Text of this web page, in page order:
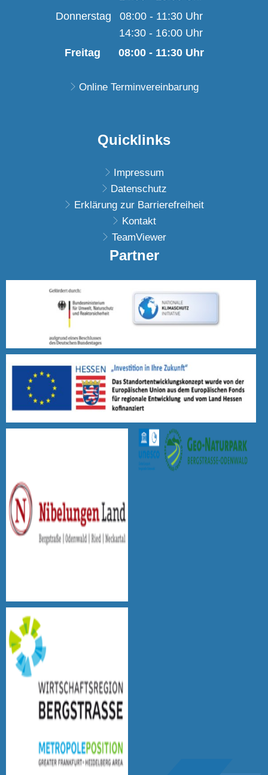
Von 14:30 bis 18:00
Donnerstag 08:00- 11:30Uhr
Von 08:00 bis 11:30
14:30 - 16:00 Uhr
Von 14:30 bis 16:00
Freitag 08:00- 11:30Uhr
Online Terminvereinbarung
Quicklinks
Impressum
Datenschutz
Erklärung zur Barrierefreiheit
Kontakt
TeamViewer
Partner